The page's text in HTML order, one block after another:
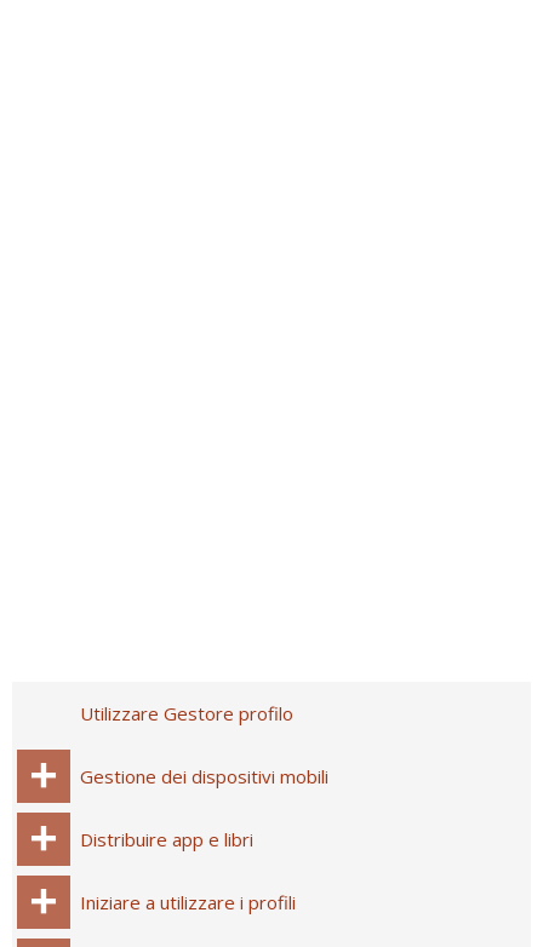
Utilizzare Gestore profilo
Gestione dei dispositivi mobili
Distribuire app e libri
Iniziare a utilizzare i profili